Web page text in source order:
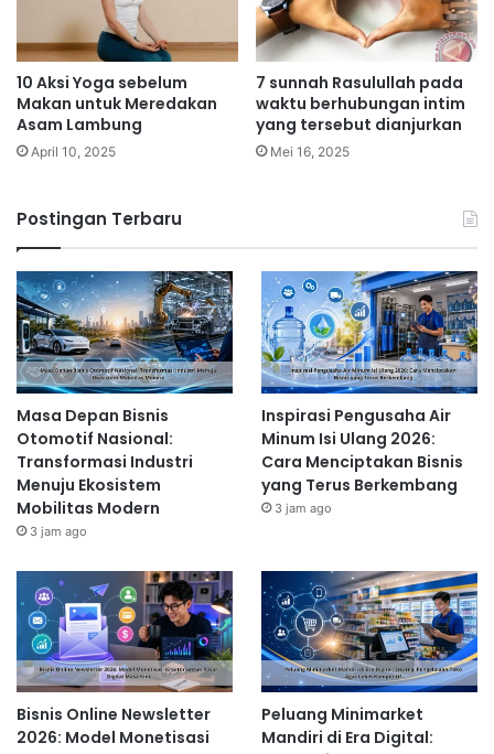
10 Aksi Yoga sebelum
Makan untuk Meredakan
Asam Lambung
April 10, 2025
7 sunnah Rasulullah pada
waktu berhubungan intim
yang tersebut dianjurkan
Mei 16, 2025
Postingan Terbaru
Masa Depan Bisnis
Otomotif Nasional:
Transformasi Industri
Menuju Ekosistem
Mobilitas Modern
3 jam ago
Inspirasi Pengusaha Air
Minum Isi Ulang 2026:
Cara Menciptakan Bisnis
yang Terus Berkembang
3 jam ago
Bisnis Online Newsletter
2026: Model Monetisasi
Peluang Minimarket
Mandiri di Era Digital: